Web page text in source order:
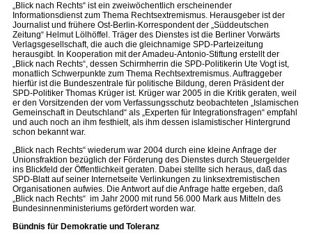
„Blick nach Rechts“ ist ein zweiwöchentlich erscheinender
Informationsdienst zum Thema Rechtsextremismus. Herausgeber ist der
Journalist und frühere Ost-Berlin-Korrespondent der „Süddeutschen
Zeitung“ Helmut Lölhöffel. Träger des Dienstes ist die Berliner Vorwärts
Verlagsgesellschaft, die auch die gleichnamige SPD-Parteizeitung
herausgibt. In Kooperation mit der Amadeu-Antonio-Stiftung erstellt der
„Blick nach Rechts“, dessen Schirmherrin die SPD-Politikerin Ute Vogt ist,
monatlich Schwerpunkte zum Thema Rechtsextremismus. Auftraggeber
hierfür ist die Bundeszentrale für politische Bildung, deren Präsident der
SPD-Politiker Thomas Krüger ist. Krüger war 2005 in die Kritik geraten, weil
er den Vorsitzenden der vom Verfassungsschutz beobachteten „Islamischen
Gemeinschaft in Deutschland“ als „Experten für Integrationsfragen“ empfahl
und auch noch an ihm festhielt, als ihm dessen islamistischer Hintergrund
schon bekannt war.
„Blick nach Rechts“ wiederum war 2004 durch eine kleine Anfrage der
Unionsfraktion bezüglich der Förderung des Dienstes durch Steuergelder
ins Blickfeld der Öffentlichkeit geraten. Dabei stellte sich heraus, daß das
SPD-Blatt auf seiner Internetseite Verlinkungen zu linksextremistischen
Organisationen aufwies. Die Antwort auf die Anfrage hatte ergeben, daß
„Blick nach Rechts“ im Jahr 2000 mit rund 56.000 Mark aus Mitteln des
Bundesinnenministeriums gefördert worden war.
Bündnis für Demokratie und Toleranz